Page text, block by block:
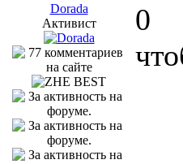
Dorada
Активист
0